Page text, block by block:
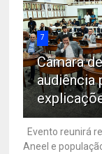
7
Câmara
audiência
Evento reunirá
Aneel e